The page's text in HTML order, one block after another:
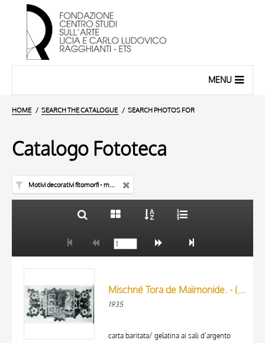
MENU
HOME SEARCH THE CATALOGUE SEARCH PHOTOS FOR
Catalogo Fototeca
Motivi decorativi fitomorfi - manoscritto
AUTHOR
MATERIAL AND TECHNIQUEMischné Tora de Maïmonide. - (Manuscrit de la Collection Cramer, à Francfort).
1935
carta baritata/ gelatina ai sali d’argento